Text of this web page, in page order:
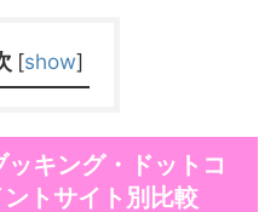
[show]
キング・ドットコ
トサイト別比較